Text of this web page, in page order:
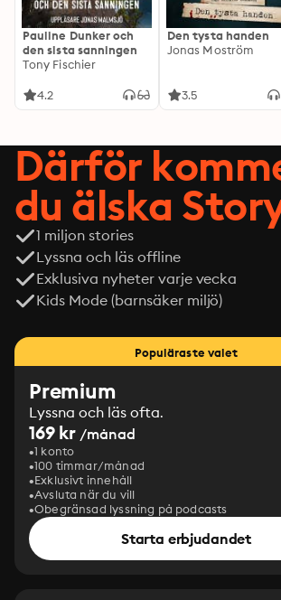
Pauline Dunker och
den sista sanningen
Tony Fischier
4.2
Den tysta handen
Jonas Moström
3.5
Därför
du älska
1 miljon stories
Lyssna och läs offline
Exklusiva nyheter varje vecka
Kids Mode (barnsäker miljö)
Populäraste valet
Premium
Lyssna och läs ofta.
169 kr /månad
1 konto
100 timmar/månad
Exklusivt innehåll
Avsluta när du vill
Obegränsad lyssning på podcasts
Starta erbjudandet